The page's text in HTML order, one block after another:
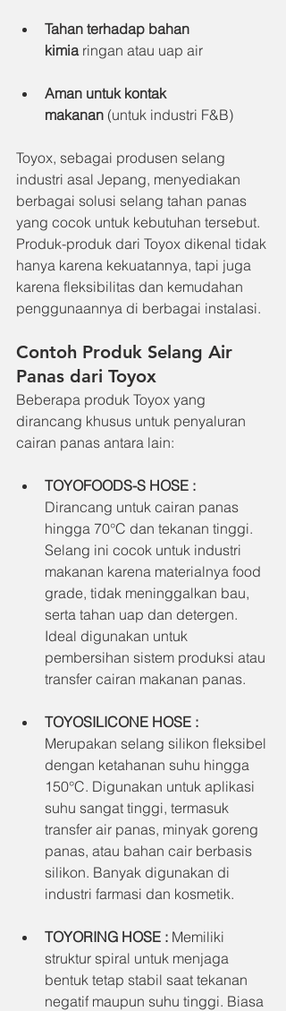
Tahan terhadap bahan
kimia ringan atau uap air
Aman untuk kontak
makanan (untuk industri F&B)
Toyox, sebagai produsen selang
industri asal Jepang, menyediakan
berbagai solusi selang tahan panas
yang cocok untuk kebutuhan tersebut.
Produk-produk dari Toyox dikenal tidak
hanya karena kekuatannya, tapi juga
karena fleksibilitas dan kemudahan
penggunaannya di berbagai instalasi.
Contoh Produk Selang Air
Panas dari Toyox
Beberapa produk Toyox yang
dirancang khusus untuk penyaluran
cairan panas antara lain:
TOYOFOODS-S HOSE :
Dirancang untuk cairan panas
hingga 70°C dan tekanan tinggi.
Selang ini cocok untuk industri
makanan karena materialnya food
grade, tidak meninggalkan bau,
serta tahan uap dan detergen.
Ideal digunakan untuk
pembersihan sistem produksi atau
transfer cairan makanan panas.
TOYOSILICONE HOSE :
Merupakan selang silikon fleksibel
dengan ketahanan suhu hingga
150°C. Digunakan untuk aplikasi
suhu sangat tinggi, termasuk
transfer air panas, minyak goreng
panas, atau bahan cair berbasis
silikon. Banyak digunakan di
industri farmasi dan kosmetik.
TOYORING HOSE : Memiliki
struktur spiral untuk menjaga
bentuk tetap stabil saat tekanan
negatif maupun suhu tinggi. Biasa